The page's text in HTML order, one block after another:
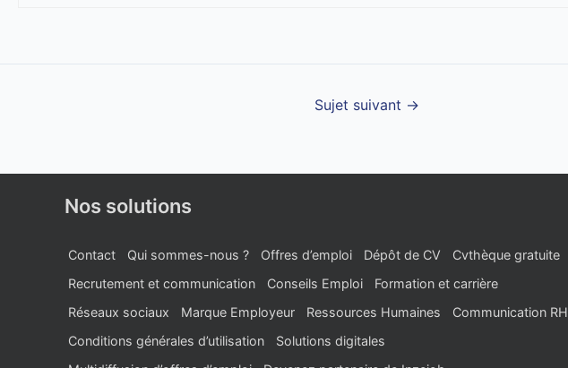
Sujet suivant →
Nos solutions
Contact Qui sommes-nous ? Offres d’emploi Dépôt de CV
Cvthèque gratuite
Recrutement et communication
Conseils Emploi
Formation et carrière
Réseaux sociaux
Marque Employeur Ressources Humaines
Communication RH
Conditions générales d’utilisation
Solutions digitales